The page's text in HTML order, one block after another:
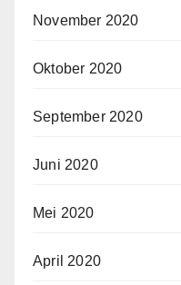
November 2020
Oktober 2020
September 2020
Juni 2020
Mei 2020
April 2020